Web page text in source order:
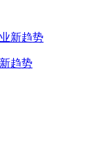
趋势